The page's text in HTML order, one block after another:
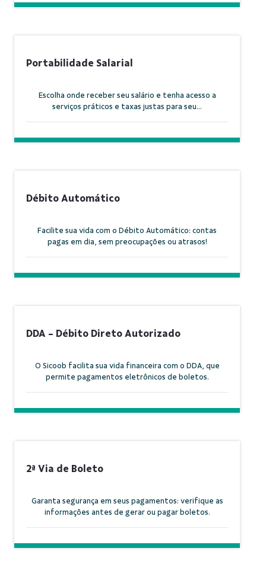
Portabilidade Salarial
Escolha onde receber seu salário e tenha acesso a
serviços práticos e taxas justas para seu...
Débito Automático
Facilite sua vida com o Débito Automático: contas
pagas em dia, sem preocupações ou atrasos!
DDA - Débito Direto Autorizado
O Sicoob facilita sua vida financeira com o DDA, que
permite pagamentos eletrônicos de boletos.
2ª Via de Boleto
Garanta segurança em seus pagamentos: verifique as
informações antes de gerar ou pagar boletos.